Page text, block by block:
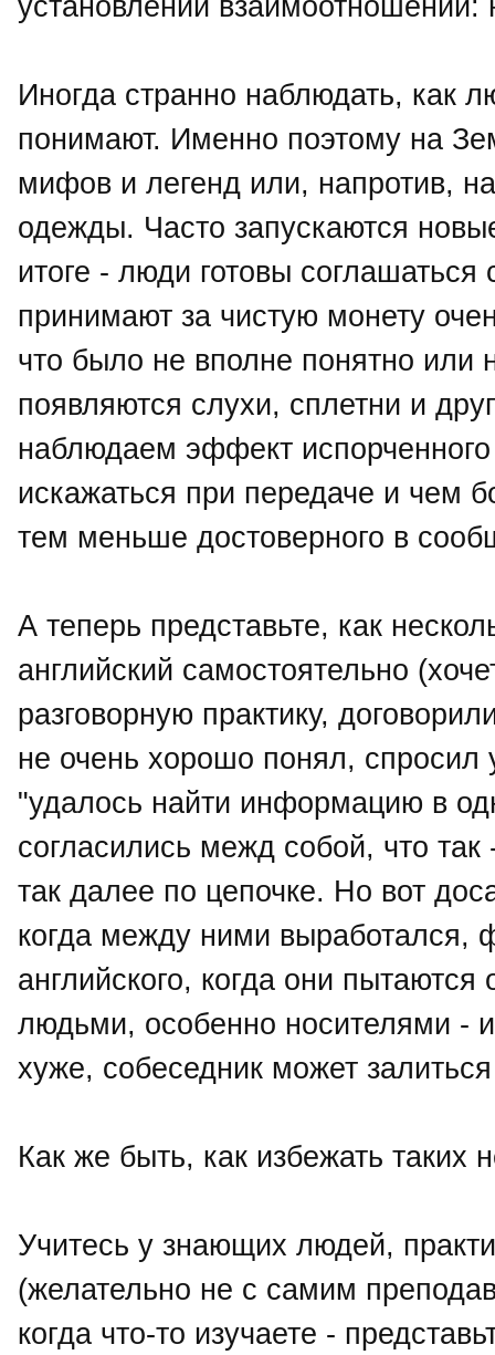
установлении
Иногда странно наблюдать, как
понимают. Именно поэтому на
мифов и легенд или, напротив,
одежды. Часто запускаются
итоге - люди готовы
принимают за чистую монету
что было не вполне понятно
появляются слухи, сплетни и
наблюдаем эффект
искажаться при передаче и чем
тем меньше достоверного в
А теперь представьте, как
английский самостоятельно
разговорную практику,
не очень хорошо понял, спросил
"удалось найти информацию в
согласились межд собой, что
так далее по цепочке. Но вот
когда между ними выработался,
английского, когда они
людьми, особенно носителями -
хуже, собеседник может
Как же быть, как избежать таких
Учитесь у знающих людей,
(желательно не с самим
когда что-то изучаете -